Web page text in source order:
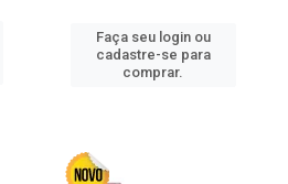
Faça seu login ou
cadastre-se para
comprar.